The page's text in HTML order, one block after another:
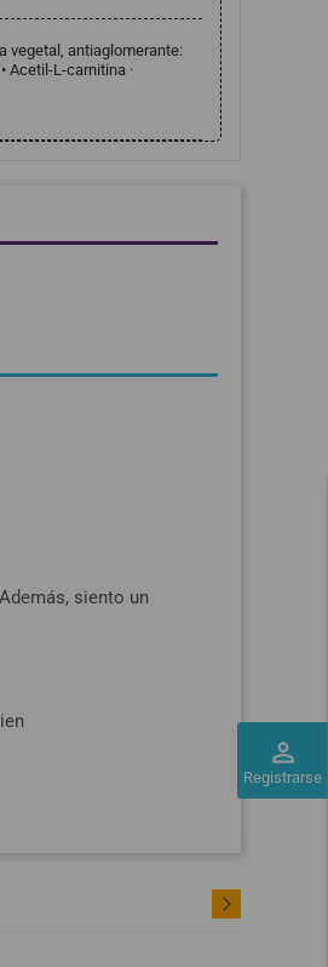
perm_identity
Registrarse
vegetal, antiaglomerante:
Acetil-L-carnitina ·
siento un